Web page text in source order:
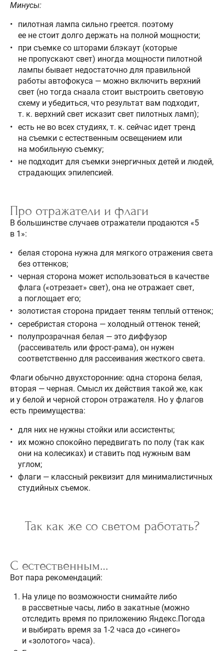
Минусы:
пилотная лампа сильно греется. поэтому
ее не стоит долго держать на полной мощности;
при съемке со шторами блэкаут (которые
не пропускают свет) иногда мощности пилотной
лампы бывает недостаточно для правильной
работы автофокуса — можно включить верхний
свет (но тогда снаала стоит выстроить световую
схему и убедиться, что результат вам подходит,
т. к. верхний свет исказит свет пилотных ламп);
есть не во всех студиях, т. к. сейчас идет тренд
на съемки с естественным освещением или
на мобильную съемку;
не подходит для съемки энергичных детей и людей,
страдающих эпилепсией.
Про отражатели и флаги
В большинстве случаев отражатели продаются «5
в 1»:
белая сторона нужна для мягкого отражения света
без оттенков;
черная сторона может использоваться в качестве
флага («отрезает» свет), она не отражает свет,
а поглощает его;
золотистая сторона придает теням теплый оттенок;
серебристая сторона — холодный оттенок теней;
полупрозрачная белая — это диффузор
(рассеиватель или фрост-рама), он нужен
соответственно для рассеивания жесткого света.
Флаги обычно двухсторонние: одна сторона белая,
вторая — черная. Смысл их действия такой же, как
и у белой и черной сторон отражателя. Но у флагов
есть преимущества:
для них не нужны стойки или ассистенты;
их можно спокойно передвигать по полу (так как
они на колесиках) и ставить под нужным вам
углом;
флаги — классный реквизит для минималистичных
студийных съемок.
Так как же со светом работать?
С естественным…
Вот пара рекомендаций:
На улице по возможности снимайте либо
в рассветные часы, либо в закатные (можно
отследить время по приложению Яндекс.Погода
и выбирать время за 1-2 часа до «синего»
и «золотого» часа).